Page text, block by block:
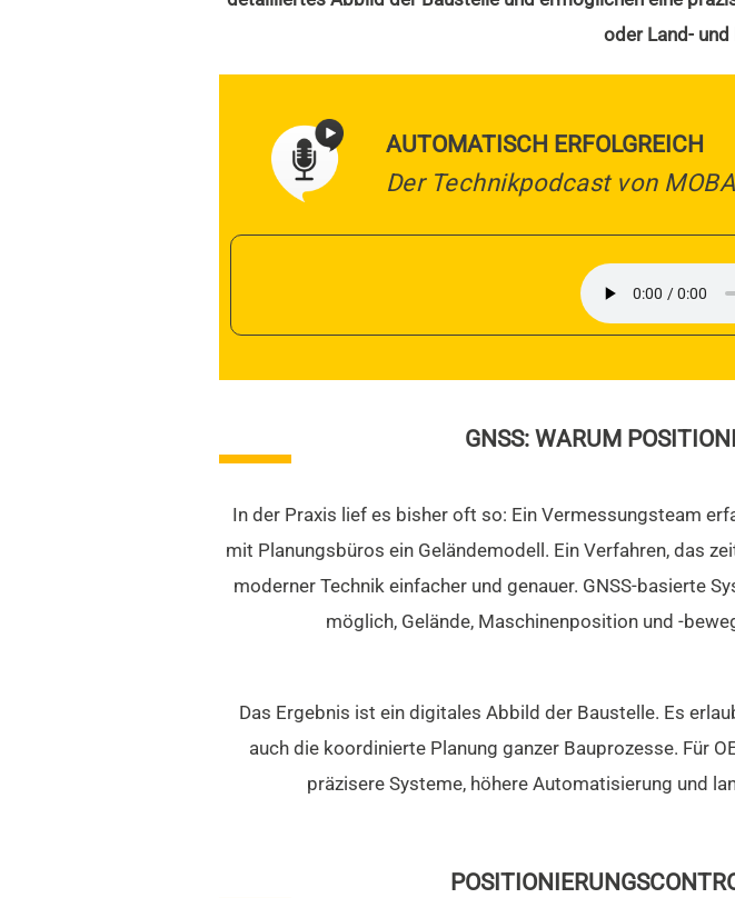
oder Land-
AUTOMATISCH ERFOLGREICH
Der Technikpodcast von MOBA
GNSS: WARUM
In der Praxis lief es bisher oft so: Ein Vermessungsteam
mit Planungsbüros ein Geländemodell. Ein Verfahren, das
moderner Technik einfacher und genauer. GNSS-basierte
möglich, Gelände, Maschinenposition und -
Das Ergebnis ist ein digitales Abbild der Baustelle. Es
auch die koordinierte Planung ganzer Bauprozesse. Für
präzisere Systeme, höhere Automatisierung und